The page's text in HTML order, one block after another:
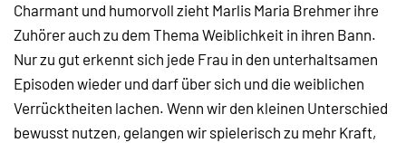
Charmant und humorvoll zieht Marlis Maria Brehmer ihre
Zuhörer auch zu dem Thema Weiblichkeit in ihren Bann.
Nur zu gut erkennt sich jede Frau in den unterhaltsamen
Episoden wieder und darf über sich und die weiblichen
Verrücktheiten lachen. Wenn wir den kleinen Unterschied
bewusst nutzen, gelangen wir spielerisch zu mehr Kraft,